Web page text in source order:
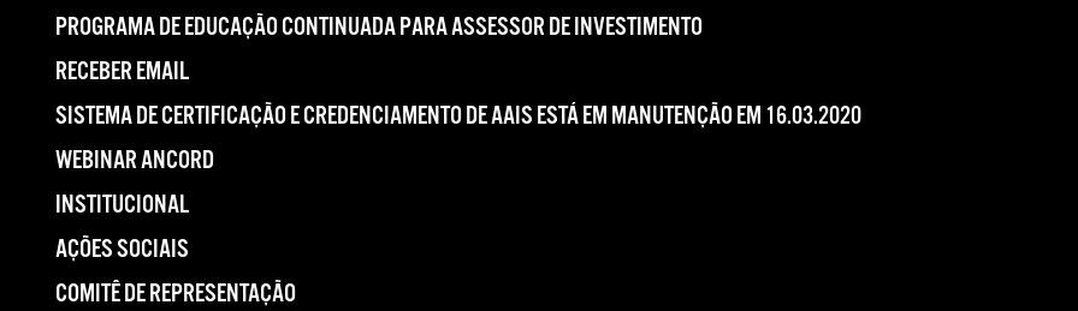
PROGRAMA DE EDUCAÇÃO CONTINUADA PARA ASSESSOR DE INVESTIMENTO
RECEBER EMAIL
SISTEMA DE CERTIFICAÇÃO E CREDENCIAMENTO DE AAIS ESTÁ EM MANUTENÇÃO EM 16.03.2020
WEBINAR ANCORD
INSTITUCIONAL
AÇÕES SOCIAIS
COMITÊ DE REPRESENTAÇÃO